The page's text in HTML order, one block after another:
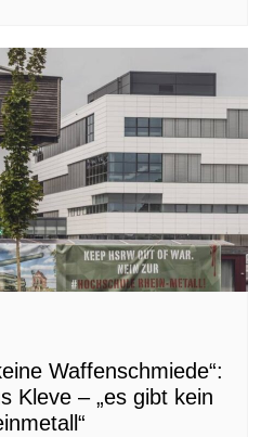
Waffenschmiede“:
Kleve – „es gibt kein